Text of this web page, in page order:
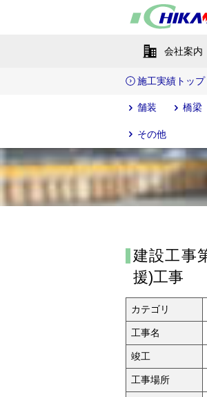
会社案内
施工実績トップ
舗装 橋梁
その他
建設工事
援)工事
カテゴリ
工事名
竣工
工事場所